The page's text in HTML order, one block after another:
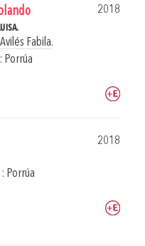
2018
Fabila.
Porrúa
2018
Porrúa